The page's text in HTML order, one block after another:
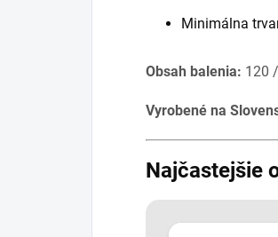
Minimálna
Obsah balenia: 120
Vyrobené na
Najčastejšie